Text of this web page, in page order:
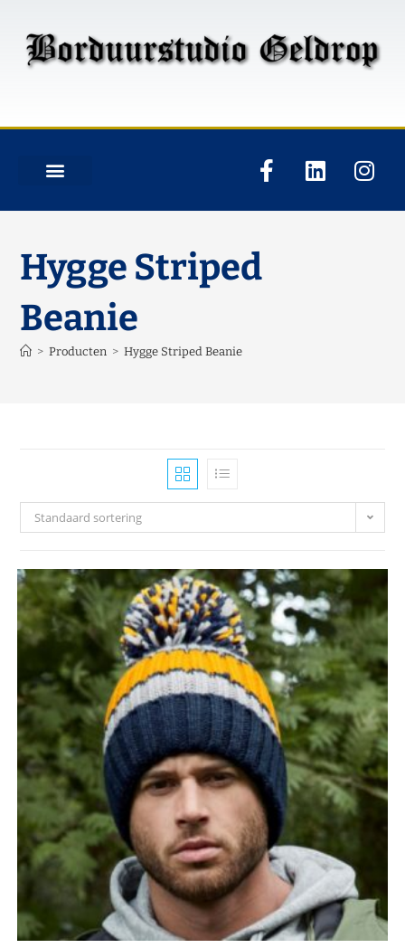
Hygge Striped
Beanie
> Producten > Hygge Striped Beanie
Standaard sortering